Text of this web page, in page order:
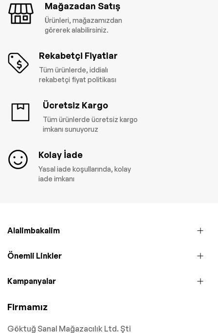
Mağazadan Satış
Ürünleri, mağazamızdan
görerek alabilirsiniz.
Rekabetçi Fiyatlar
Tüm ürünlerde, iddialı
rekabetçi fiyat politikası
Ücretsiz Kargo
Tüm ürünlerde ücretsiz kargo
imkanı sunuyoruz
Kolay İade
Yasal iade koşullarında, kolay
iade imkanı
Alalimbakalim
Önemli Linkler
Kampanyalar
Firmamız
Göktuğ Sanal Mağazacılık Ltd. Şti